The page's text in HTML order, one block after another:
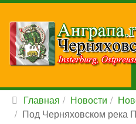
Главная Новости
Под Черняховском река